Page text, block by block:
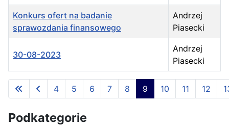
Spis artykułów
Konkurs ofert na badanie
sprawozdania finansowego
Andrzej
Piasecki
30-08-2023
Andrzej
Piasecki
Strona 9 z 19
4 5 6 7 8 9 10 11 12
Podkategorie